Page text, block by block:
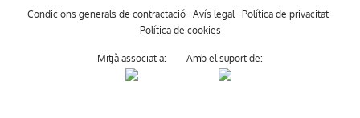
Condicions generals de contractació· Avís legal · Política de privacitat·
Política de cookies
Mitjà associat a: Amb el suport de: